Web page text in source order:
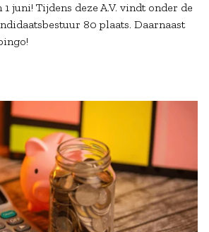
1 juni! Tijdens deze A.V. vindt onder de
80 plaats. Daarnaast